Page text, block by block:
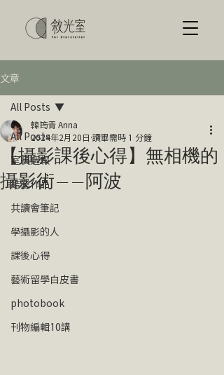
文章
All Posts
室長週報
結業作品
共讀會筆記
學攝影的人
課後心得
藝術留學白皮書
photobook
刊物編輯10講
All Posts
【攝影課後心得】無相機的
攝影術——阿波
韓筠青 Anna
2024年2月20日 讀畢需時 1 分鐘